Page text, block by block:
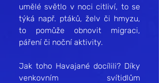
umělé světlo v noci citliví, to se
týká např. ptáků, želv či hmyzu,
to pomůže obnovit migraci,
páření či noční aktivity.
Jak toho Havajané docílili? Díky
venkovním svítidlům